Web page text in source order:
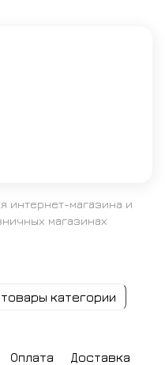
интернет-магазина и
магазинах
категории
Оплата Доставка